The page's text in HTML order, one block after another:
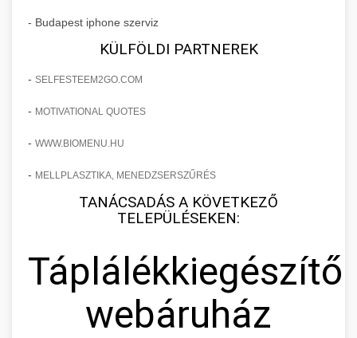
- Budapest iphone szerviz
KÜLFÖLDI PARTNEREK
- SELFESTEEM2GO.COM
- MOTIVATIONAL QUOTES
- WWW.BIOMENU.HU
- MELLPLASZTIKA, MENEDZSERSZŰRÉS
TANÁCSADÁS A KÖVETKEZŐ
TELEPÜLÉSEKEN:
Táplálékkiegészítő
webáruház